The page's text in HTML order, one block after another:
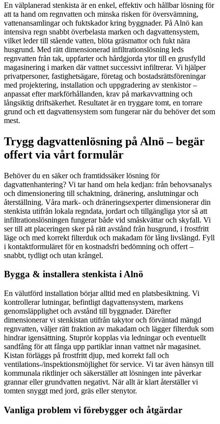
En välplanerad stenkista är en enkel, effektiv och hållbar lösning för
att ta hand om regnvatten och minska risken för översvämning,
vattenansamlingar och fuktskador kring byggnader. På Alnö kan
intensiva regn snabbt överbelasta marken och dagvattensystem,
vilket leder till stående vatten, blöta gräsmattor och fukt nära
husgrund. Med rätt dimensionerad infiltrationslösning leds
regnvatten från tak, uppfarter och hårdgjorda ytor till en grusfylld
magasinering i marken där vattnet successivt infiltrerar. Vi hjälper
privatpersoner, fastighetsägare, företag och bostadsrättsföreningar
med projektering, installation och uppgradering av stenkistor –
anpassat efter markförhållanden, krav på markavvattning och
långsiktig driftsäkerhet. Resultatet är en tryggare tomt, en torrare
grund och ett dagvattensystem som fungerar när du behöver det som
mest.
Trygg dagvattenlösning på Alnö – begär
offert via vårt formulär
Behöver du en säker och framtidssäker lösning för
dagvattenhantering? Vi tar hand om hela kedjan: från behovsanalys
och dimensionering till schaktning, dränering, anslutningar och
återställning. Våra mark- och dräneringsexperter dimensionerar din
stenkista utifrån lokala regndata, jordart och tillgängliga ytor så att
infiltrationslösningen fungerar både vid småskvättar och skyfall. Vi
ser till att placeringen sker på rätt avstånd från husgrund, i frostfritt
läge och med korrekt filterduk och makadam för lång livslängd. Fyll
i kontaktformuläret för en kostnadsfri bedömning och offert –
snabbt, tydligt och utan krångel.
Bygga & installera stenkista i Alnö
En välutförd installation börjar alltid med en platsbesiktning. Vi
kontrollerar lutningar, befintligt dagvattensystem, markens
genomsläpplighet och avstånd till byggnader. Därefter
dimensionerar vi stenkistan utifrån takytor och förväntad mängd
regnvatten, väljer rätt fraktion av makadam och lägger filterduk som
hindrar igensättning. Stuprör kopplas via ledningar och eventuellt
sandfång för att fånga upp partiklar innan vattnet når magasinet.
Kistan förläggs på frostfritt djup, med korrekt fall och
ventilations-/inspektionsmöjlighet för service. Vi tar även hänsyn till
kommunala riktlinjer och säkerställer att lösningen inte påverkar
grannar eller grundvatten negativt. När allt är klart återställer vi
tomten snyggt med jord, gräs eller stenytor.
Vanliga problem vi förebygger och åtgärdar